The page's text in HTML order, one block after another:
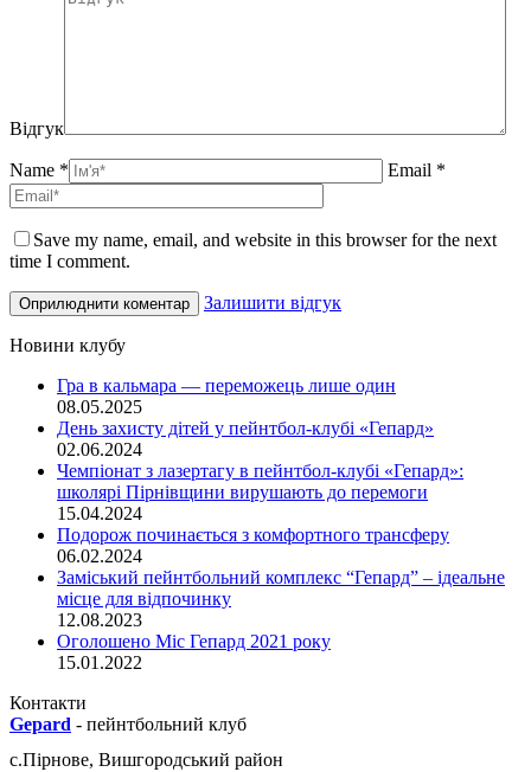
Відгук
Name * Email *
Save my name, email, and website in this browser for the next
time I comment.
Залишити відгук
Новини клубу
Гра в кальмара — переможець лише один
08.05.2025
День захисту дітей у пейнтбол-клубі «Гепард»
02.06.2024
Чемпіонат з лазертагу в пейнтбол-клубі «Гепард»:
школярі Пірнівщини вирушають до перемоги
15.04.2024
Подорож починається з комфортного трансферу
06.02.2024
Заміський пейнтбольний комплекс “Гепард” – ідеальне
місце для відпочинку
12.08.2023
Оголошено Міс Гепард 2021 року
15.01.2022
Контакти
Gepard - пейнтбольний клуб
с.Пірнове, Вишгородський район